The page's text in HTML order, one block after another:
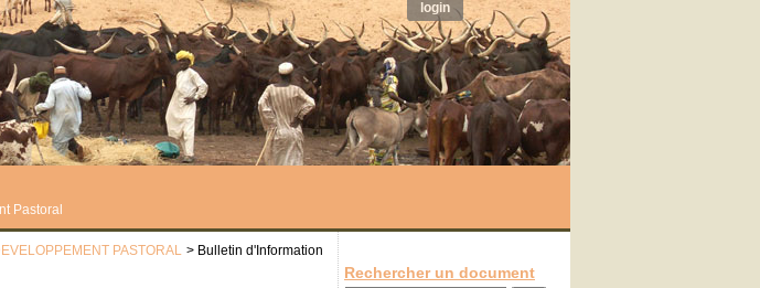
Pastoral
PASTORAL > Bulletin d'Information
Rechercher un document
login